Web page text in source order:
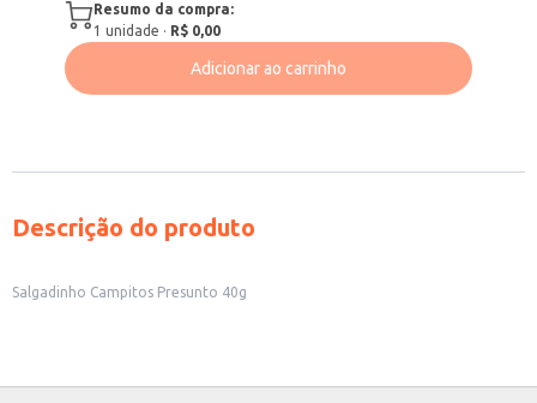
Resumo da compra:
1 unidade · R$ 0,00
Adicionar ao carrinho
Descrição do produto
Salgadinho Campitos Presunto 40g